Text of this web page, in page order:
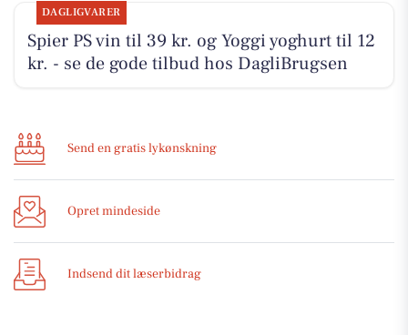
DAGLIGVARER
Spier PS vin til 39 kr. og Yoggi yoghurt til 12
kr. - se de gode tilbud hos DagliBrugsen
Send en gratis lykønskning
Opret mindeside
Indsend dit læserbidrag